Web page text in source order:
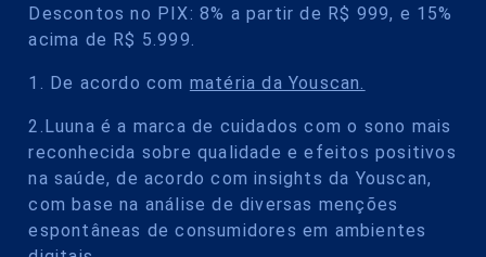
Descontos no PIX: 8% a partir de R$ 999, e 15%
acima de R$ 5.999.
1. De acordo com matéria da Youscan.
2.Luuna é a marca de cuidados com o sono mais
reconhecida sobre qualidade e efeitos positivos
na saúde, de acordo com insights da Youscan,
com base na análise de diversas menções
espontâneas de consumidores em ambientes